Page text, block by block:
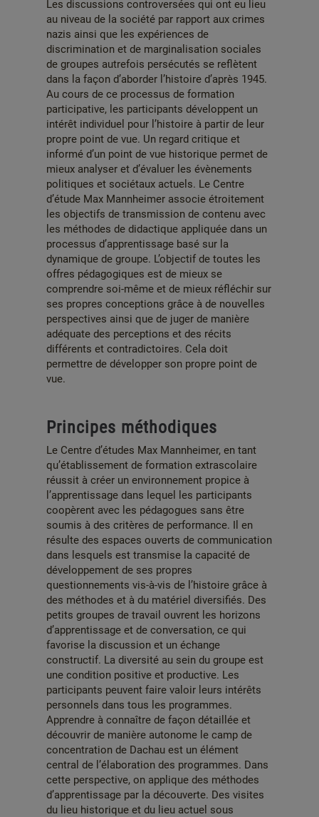
Les discussions controversées qui ont eu lieu
au niveau de la société par rapport aux crimes
nazis ainsi que les expériences de
discrimination et de marginalisation sociales
de groupes autrefois persécutés se reflètent
dans la façon d’aborder l’histoire d’après 1945.
Au cours de ce processus de formation
participative, les participants développent un
intérêt individuel pour l’histoire à partir de leur
propre point de vue. Un regard critique et
informé d’un point de vue historique permet de
mieux analyser et d’évaluer les évènements
politiques et sociétaux actuels. Le Centre
d’étude Max Mannheimer associe étroitement
les objectifs de transmission de contenu avec
les méthodes de didactique appliquée dans un
processus d’apprentissage basé sur la
dynamique de groupe. L’objectif de toutes les
offres pédagogiques est de mieux se
comprendre soi-même et de mieux réfléchir sur
ses propres conceptions grâce à de nouvelles
perspectives ainsi que de juger de manière
adéquate des perceptions et des récits
différents et contradictoires. Cela doit
permettre de développer son propre point de
vue.
Principes méthodiques
Le Centre d’études Max Mannheimer, en tant
qu’établissement de formation extrascolaire
réussit à créer un environnement propice à
l’apprentissage dans lequel les participants
coopèrent avec les pédagogues sans être
soumis à des critères de performance. Il en
résulte des espaces ouverts de communication
dans lesquels est transmise la capacité de
développement de ses propres
questionnements vis-à-vis de l’histoire grâce à
des méthodes et à du matériel diversifiés. Des
petits groupes de travail ouvrent les horizons
d’apprentissage et de conversation, ce qui
favorise la discussion et un échange
constructif. La diversité au sein du groupe est
une condition positive et productive. Les
participants peuvent faire valoir leurs intérêts
personnels dans tous les programmes.
Apprendre à connaître de façon détaillée et
découvrir de manière autonome le camp de
concentration de Dachau est un élément
central de l’élaboration des programmes. Dans
cette perspective, on applique des méthodes
d’apprentissage par la découverte. Des visites
du lieu historique et du lieu actuel sous